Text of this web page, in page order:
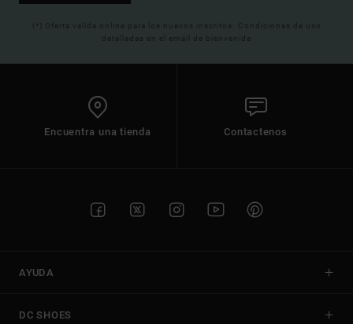
(*) Oferta valida online para los nuevos inscritos. Condiciones de uso
detalladas en el email de bienvenida
Encuentra una tienda Contactenos
AYUDA
DC SHOES